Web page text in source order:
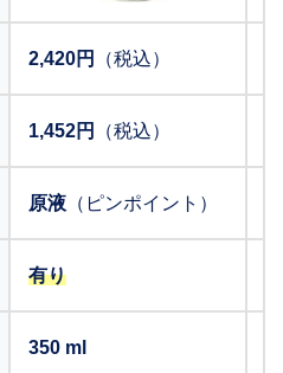
2,420円 （税込）
1,452円 （税込）
原液 （ピンポイント）
有り
350 ml